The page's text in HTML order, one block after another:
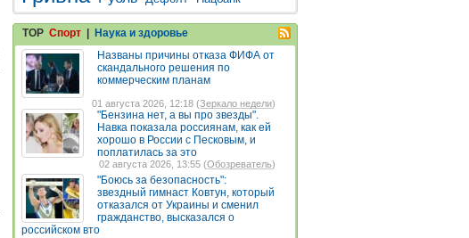
TOP Спорт
Наука и здоровье
Названы причины отказа ФИФА от
скандального решения по
коммерческим планам
01 августа 2026, 12:18 (Зеркало недели)
"Бензина нет, а вы про звезды".
Навка показала россиянам, как ей
хорошо в России с Песковым, и
поплатилась за это
02 августа 2026, 13:55 (Обозреватель)
"Боюсь за безопасность":
звездный гимнаст Ковтун, который
отказался от Украины и сменил
гражданство, высказался о
российском вто